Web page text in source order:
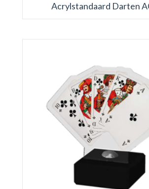
Acrylstandaard Darten